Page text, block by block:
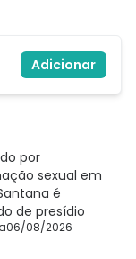
Adicionar
por
sexual em
é
de presídio
06/08/2026